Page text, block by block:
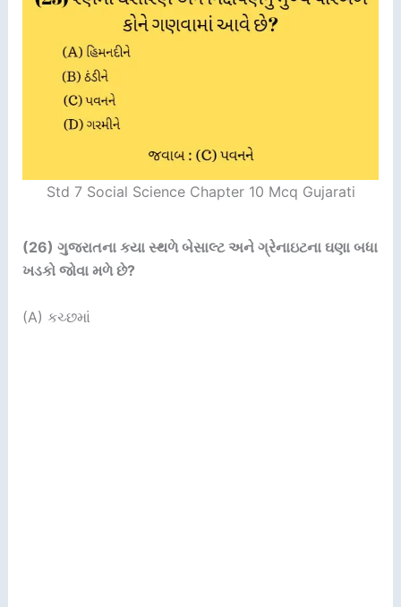
Std 7 Social Science Chapter 10 Mcq Gujarati
(26) ગુજરાતના કયા સ્થળે બેસાલ્ટ અને ગ્રેનાઇટના ઘણા બધા
ખડકો જોવા મળે છે?
(A) કચ્છમાં